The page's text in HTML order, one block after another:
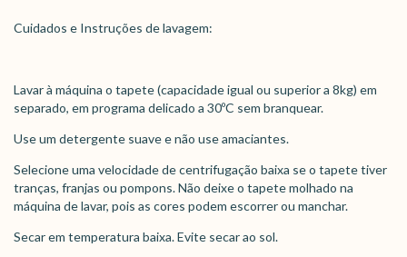
Cuidados e Instruções de lavagem:
Lavar à máquina o tapete (capacidade igual ou superior a 8kg) em
separado, em programa delicado a 30ºC sem branquear.
Use um detergente suave e não use amaciantes.
Selecione uma velocidade de centrifugação baixa se o tapete tiver
tranças, franjas ou pompons. Não deixe o tapete molhado na
máquina de lavar, pois as cores podem escorrer ou manchar.
Secar em temperatura baixa. Evite secar ao sol.